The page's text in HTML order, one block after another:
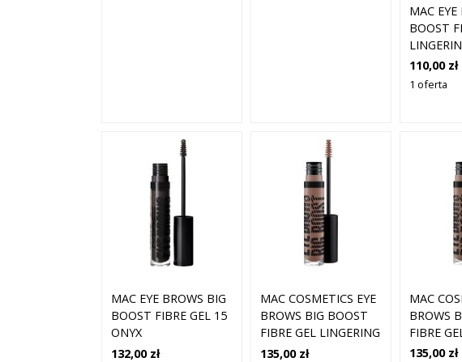
MAC EYE
BOOST
110,00 zł
1 oferta
MAC EYE BROWS BIG
BOOST FIBRE GEL 15
ONYX
132,00 zł
MAC COSMETICS EYE
BROWS BIG BOOST
FIBRE GEL LINGERING
135,00 zł
MAC
BROWS
FIBRE
135,00 zł